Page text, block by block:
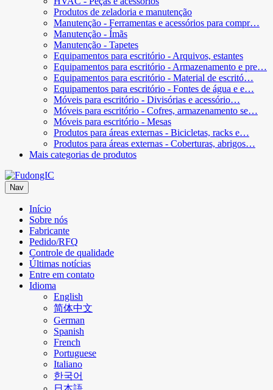
Produtos de zeladoria e manutenção
Manutenção - Ferramentas e acessórios para compr…
Manutenção - Ímãs
Manutenção - Tapetes
Equipamentos para escritório - Arquivos, estantes
Equipamentos para escritório - Armazenamento e pre…
Equipamentos para escritório - Material de escritó…
Equipamentos para escritório - Fontes de água e e…
Móveis para escritório - Divisórias e acessório…
Móveis para escritório - Cofres, armazenamento se…
Móveis para escritório - Mesas
Produtos para áreas externas - Bicicletas, racks e…
Produtos para áreas externas - Coberturas, abrigos…
Mais categorias de produtos
Nav
Início
Sobre nós
Fabricante
Pedido/RFQ
Controle de qualidade
Últimas notícias
Entre em contato
Idioma
English
简体中文
German
Spanish
French
Portuguese
Italiano
한국어